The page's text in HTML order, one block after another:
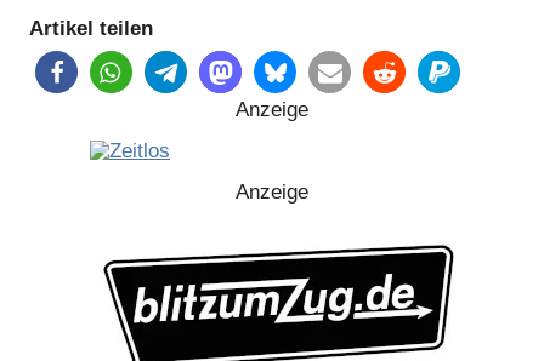
Artikel teilen
Anzeige
Anzeige